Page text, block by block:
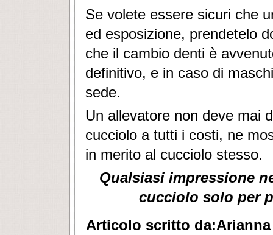
Se volete essere sicuri che
ed esposizione, prendetelo
che il cambio denti è
definitivo, e in caso di
sede.
Un allevatore non deve mai
cucciolo a tutti i costi, ne
in merito al cucciolo stesso.
Qualsiasi impressione
cucciolo solo per
Articolo scritto